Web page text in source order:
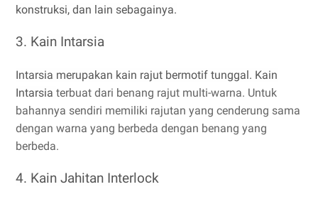
konstruksi, dan lain sebagainya.
3. Kain Intarsia
Intarsia merupakan kain rajut bermotif tunggal. Kain
Intarsia terbuat dari benang rajut multi-warna. Untuk
bahannya sendiri memiliki rajutan yang cenderung sama
dengan warna yang berbeda dengan benang yang
berbeda.
4. Kain Jahitan Interlock